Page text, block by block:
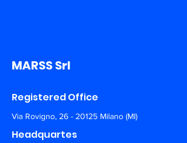
MARSS Srl
Registered Office
Via Rovigno, 26 - 20125 Milano (MI)
Headquartes